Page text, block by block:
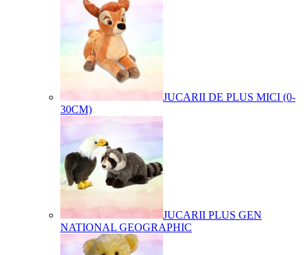
JUCARII DE PLUS MICI (0-
30CM)
JUCARII PLUS GEN
NATIONAL GEOGRAPHIC